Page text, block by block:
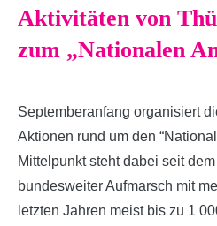
Aktivitäten von
zum „Nationalen
Septemberanfang organisiert
Aktionen rund um den
Mittelpunkt steht dabei seit
bundesweiter Aufmarsch mit
letzten Jahren meist bis zu 1